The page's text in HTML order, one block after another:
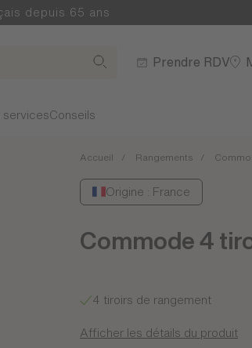
depuis 65 ans
Prendre RDV
servicesConseils
Accueil Rangements
Origine : France
Commode 4
4 tiroirs de rangement
Afficher les détails du produit